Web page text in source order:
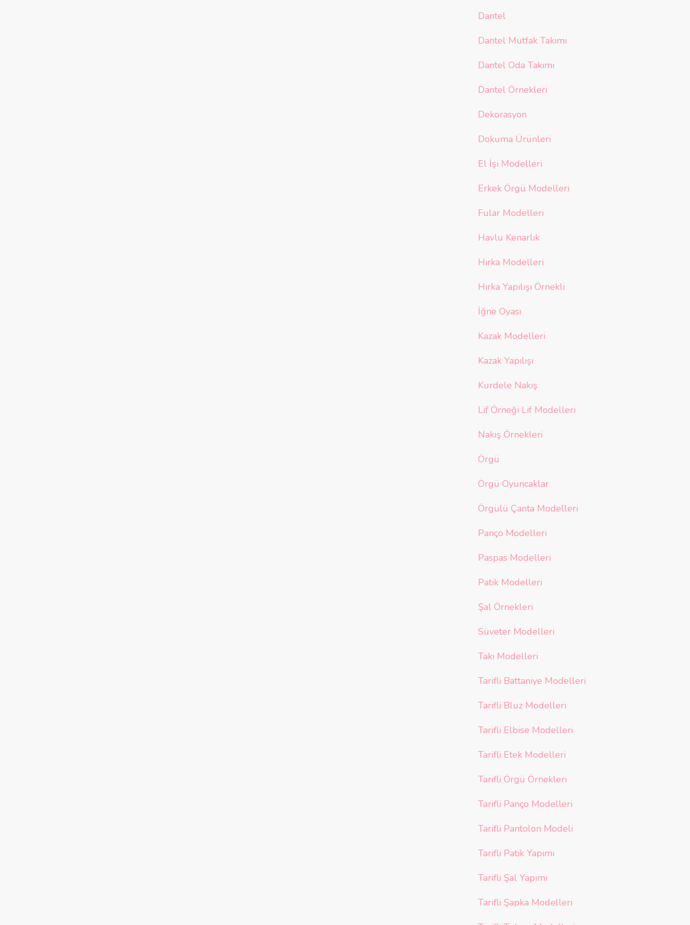
Dantel
Dantel Mutfak Takımı
Dantel Oda Takımı
Dantel Örnekleri
Dekorasyon
Dokuma Ürünleri
El İşi Modelleri
Erkek Örgü Modelleri
Fular Modelleri
Havlu Kenarlık
Hırka Modelleri
Hırka Yapılışı Örnekli
İğne Oyası
Kazak Modelleri
Kazak Yapılışı
Kurdele Nakış
Lif Örneği Lif Modelleri
Nakış Örnekleri
Örgü
Örgü Oyuncaklar
Örgülü Çanta Modelleri
Panço Modelleri
Paspas Modelleri
Patik Modelleri
Şal Örnekleri
Süveter Modelleri
Takı Modelleri
Tarifli Battaniye Modelleri
Tarifli Bluz Modelleri
Tarifli Elbise Modelleri
Tarifli Etek Modelleri
Tarifli Örgü Örnekleri
Tarifli Panço Modelleri
Tarifli Pantolon Modeli
Tarifli Patik Yapımı
Tarifli Şal Yapımı
Tarifli Şapka Modelleri